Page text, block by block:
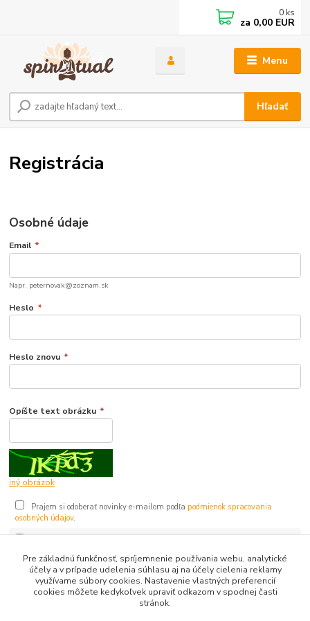
Menu
Hľadať
0 ks
za 0,00 EUR
Registrácia
Osobné údaje
Email *
Napr. peternovak@zoznam.sk
Heslo *
Heslo znovu *
Opíšte text obrázku *
iný obrázok
Prajem si odoberať novinky e-mailom podľa podmienok spracovania
osobných údajov.
Registrovať sa
Pre základnú funkčnosť, spríjemnenie používania webu, analytické
účely a v prípade udelenia súhlasu aj na účely cielenia reklamy
využívame súbory cookies. Nastavenie vlastných preferencií
cookies môžete kedykoľvek upraviť odkazom v spodnej časti
stránok.